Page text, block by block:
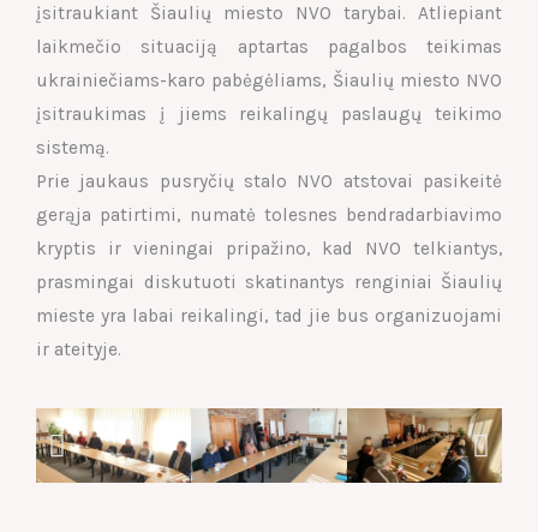
įsitraukiant Šiaulių miesto NVO tarybai. Atliepiant
laikmečio situaciją aptartas pagalbos teikimas
ukrainiečiams-karo pabėgėliams, Šiaulių miesto NVO
įsitraukimas į jiems reikalingų paslaugų teikimo
sistemą.
Prie jaukaus pusryčių stalo NVO atstovai pasikeitė
gerąja patirtimi, numatė tolesnes bendradarbiavimo
kryptis ir vieningai pripažino, kad NVO telkiantys,
prasmingai diskutuoti skatinantys renginiai Šiaulių
mieste yra labai reikalingi, tad jie bus organizuojami
ir ateityje.